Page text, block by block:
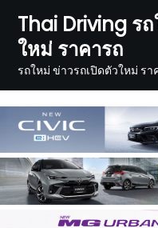
content
Thai Driving ร
ใหม่ ราคารถ
รถใหม่ ข่าวรถเปิดตัวใหม่ รา